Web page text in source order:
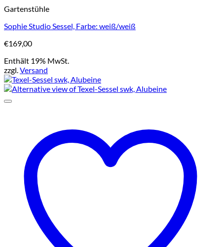
Gartenstühle
Sophie Studio Sessel, Farbe: weiß/weiß
€169,00
Enthält 19% MwSt.
zzgl.Versand